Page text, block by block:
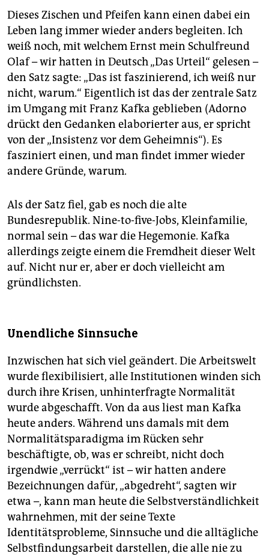
Dieses Zischen und Pfeifen kann einen dabei ein
Leben lang immer wieder anders begleiten. Ich
weiß noch, mit welchem Ernst mein Schulfreund
Olaf – wir hatten in Deutsch „Das Urteil“ gelesen –
den Satz sagte: „Das ist faszinierend, ich weiß nur
nicht, warum.“ Eigentlich ist das der zentrale Satz
im Umgang mit Franz Kafka geblieben (Adorno
drückt den Gedanken elaborierter aus, er spricht
von der „Insistenz vor dem Geheimnis“). Es
fasziniert einen, und man findet immer wieder
andere Gründe, warum.
Als der Satz fiel, gab es noch die alte
Bundesrepublik. Nine-to-five-Jobs, Kleinfamilie,
normal sein – das war die Hegemonie. Kafka
allerdings zeigte einem die Fremdheit dieser Welt
auf. Nicht nur er, aber er doch vielleicht am
gründlichsten.
Unendliche Sinnsuche
Inzwischen hat sich viel geändert. Die Arbeitswelt
wurde flexibilisiert, alle Institutionen winden sich
durch ihre Krisen, unhinterfragte Normalität
wurde abgeschafft. Von da aus liest man Kafka
heute anders. Während uns damals mit dem
Normalitätsparadigma im Rücken sehr
beschäftigte, ob, was er schreibt, nicht doch
irgendwie „verrückt“ ist – wir hatten andere
Bezeichnungen dafür, „abgedreht“, sagten wir
etwa –, kann man heute die Selbstverständlichkeit
wahrnehmen, mit der seine Texte
Identitätsprobleme, Sinnsuche und die alltägliche
Selbstfindungsarbeit darstellen, die alle nie zu